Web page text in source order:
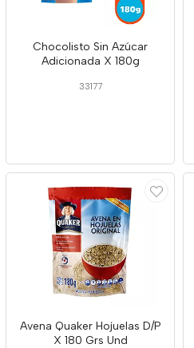
Chocolisto Sin Azúcar
Adicionada X 180g
33177
Avena Quaker Hojuelas D/P
X 180 Grs Und